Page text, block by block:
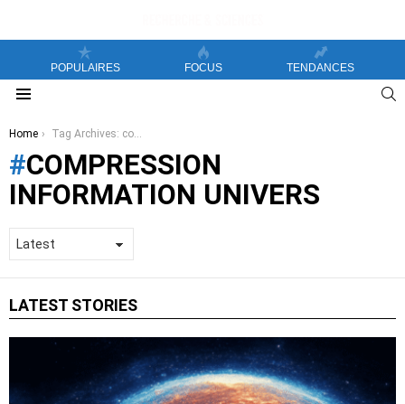
POPULAIRES FOCUS TENDANCES
You are here:
Home Tag Archives: compression information univers
COMPRESSION
INFORMATION UNIVERS
LATEST STORIES